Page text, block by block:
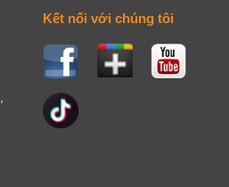
Kết nối với chúng tôi